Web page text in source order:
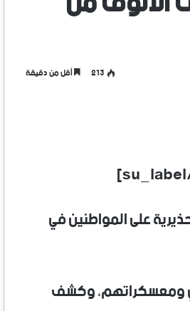
213
أقل من دقيقة
على المواطنين في
ومعسكراتهم، وكشف